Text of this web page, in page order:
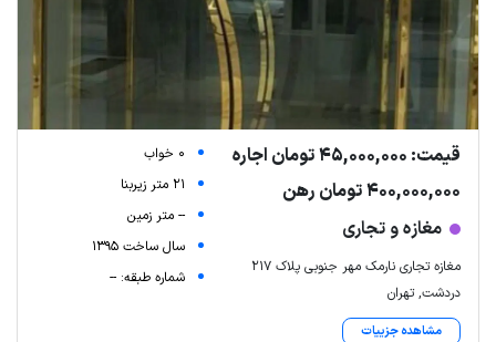
قیمت: 45,000,000 تومان اجاره
400,000,000 تومان رهن
مغازه و تجاری
مغازه تجاری نارمک مهر جنوبی پلاک ۲۱۷
دردشت, تهران
مشاهده جزییات
0 خواب
21 متر زیربنا
-- متر زمین
سال ساخت 1395
شماره طبقه: --